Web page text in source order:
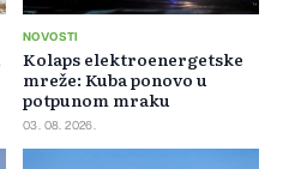
NOVOSTI
Kolaps elektroenergetske
mreže: Kuba ponovo u
potpunom mraku
03. 08. 2026.